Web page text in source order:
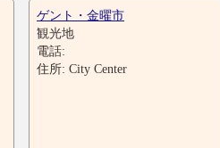
ゲント・金曜市
観光地
電話:
住所: City Center